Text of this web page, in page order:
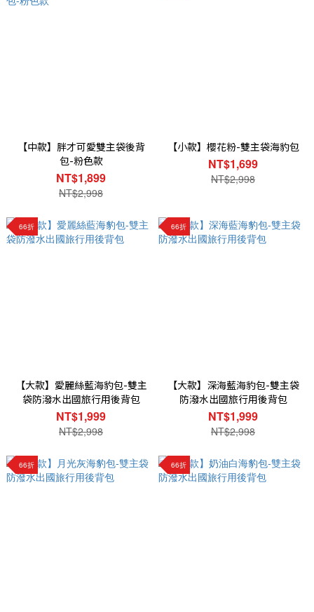
【中款】胖才可愛雙主袋後背
包-粉色款
NT$1,899
NT$2,998
【小款】櫻花粉-雙主袋海豹包
NT$1,699
NT$2,998
66折
【大款】愛麗絲藍海豹包-雙主
袋防潑水出國旅行用後背包
NT$1,999
NT$2,998
66折
【大款】深海藍海豹包-雙主袋
防潑水出國旅行用後背包
NT$1,999
NT$2,998
66折 66折